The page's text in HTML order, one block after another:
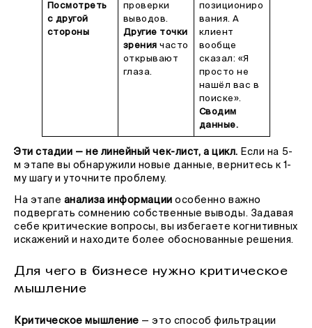
Посмотреть
с другой
стороны
проверки
выводов.
Другие точки
зрения часто
открывают
глаза.
позициониро
вания. А
клиент
вообще
сказал: «Я
просто не
нашёл вас в
поиске».
Сводим
данные.
Эти стадии — не линейный чек-лист, а цикл. Если на 5-
м этапе вы обнаружили новые данные, вернитесь к 1-
му шагу и уточните проблему.
На этапе анализа информации особенно важно
подвергать сомнению собственные выводы. Задавая
себе критические вопросы, вы избегаете когнитивных
искажений и находите более обоснованные решения.
Для чего в бизнесе нужно критическое
мышление
Критическое мышление — это способ фильтрации